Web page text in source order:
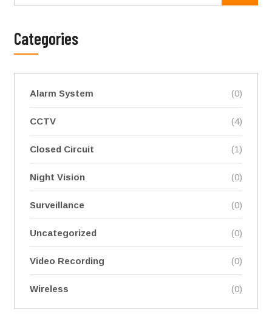
Categories
Alarm System (0)
CCTV (4)
Closed Circuit (1)
Night Vision (0)
Surveillance (0)
Uncategorized (0)
Video Recording (0)
Wireless (0)